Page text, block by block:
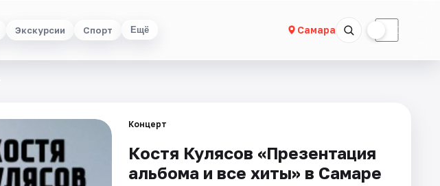
Экскурсии Спорт Ещё Самара ☾
Концерт
Костя Кулясов «Презентация
альбома и все хиты» в Самаре